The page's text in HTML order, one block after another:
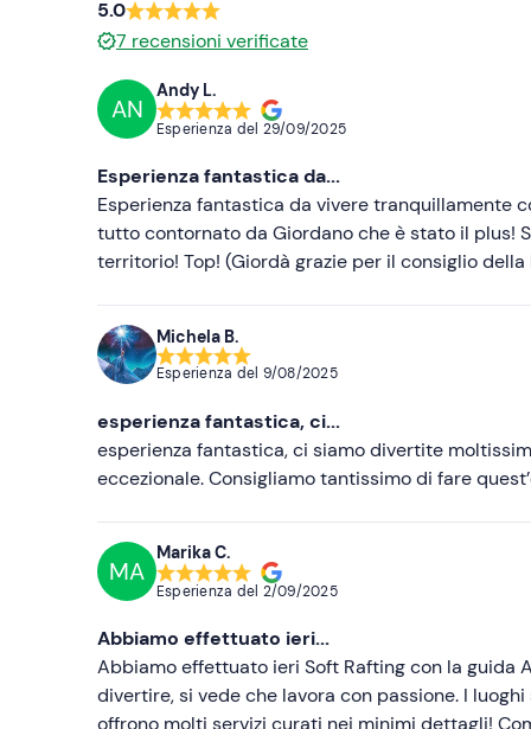
5.0
7 recensioni verificate
AN
Andy L.
Esperienza del 29/09/2025
Esperienza fantastica da...
Esperienza fantastica da vivere tranquillamente
tutto contornato da Giordano che è stato il plus!
territorio! Top! (Giordà grazie per il consiglio
Michela B.
Esperienza del 9/08/2025
esperienza fantastica, ci...
esperienza fantastica, ci siamo divertite
eccezionale. Consigliamo tantissimo di fare
MA
Marika C.
Esperienza del 2/09/2025
Abbiamo effettuato ieri...
Abbiamo effettuato ieri Soft Rafting con la guida
divertire, si vede che lavora con passione. I
offrono molti servizi curati nei minimi dettagli!